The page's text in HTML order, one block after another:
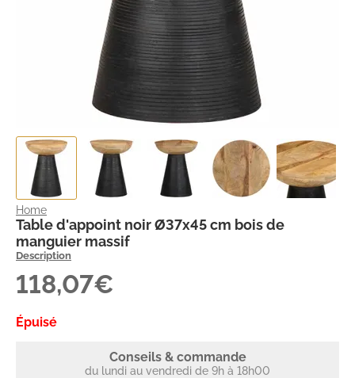
Home
Table d'appoint noir Ø37x45 cm bois de
manguier massif
Description
118,07€
Épuisé
Conseils & commande
du lundi au vendredi de 9h à 18h00